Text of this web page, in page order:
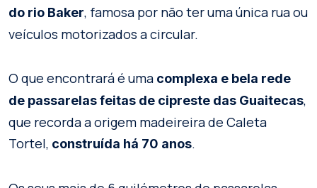
do rio Baker, famosa por não ter uma única rua ou
veículos motorizados a circular.
O que encontrará é uma complexa e bela rede
de passarelas feitas de cipreste das Guaitecas,
que recorda a origem madeireira de Caleta
Tortel, construída há 70 anos.